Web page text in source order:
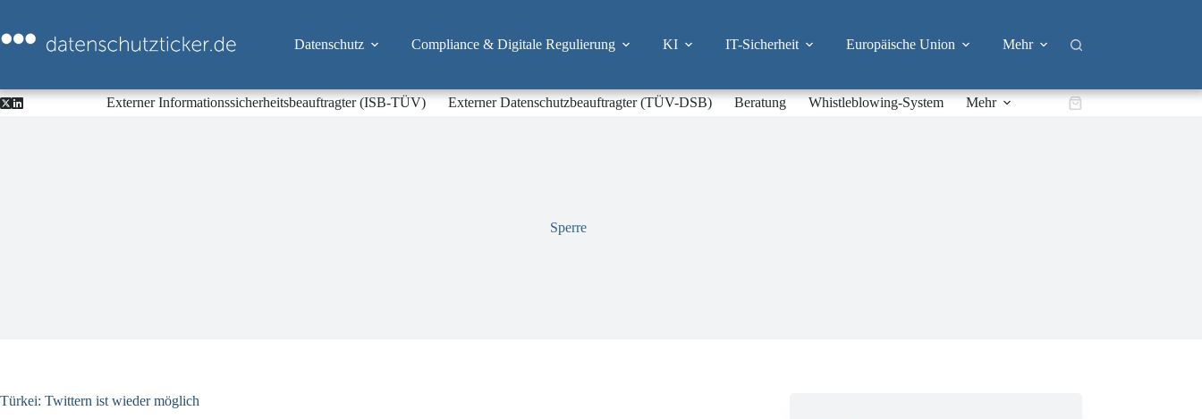
springen
Datenschutz Compliance & Digitale Regulierung KI IT-Sicherheit Europäische Union Mehr
Externer Informationssicherheitsbeauftragter (ISB-TÜV) Externer Datenschutzbeauftragter (TÜV-DSB) Beratung Whistleblowing-System Mehr Warenkorb
Sperre
Türkei: Twittern ist wieder möglich